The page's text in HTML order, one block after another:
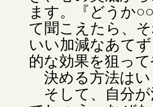
ます。『どうか
て聞こえたら、
いい加減なあて
的な効果を狙っ
決める方法はい
そして、自分が